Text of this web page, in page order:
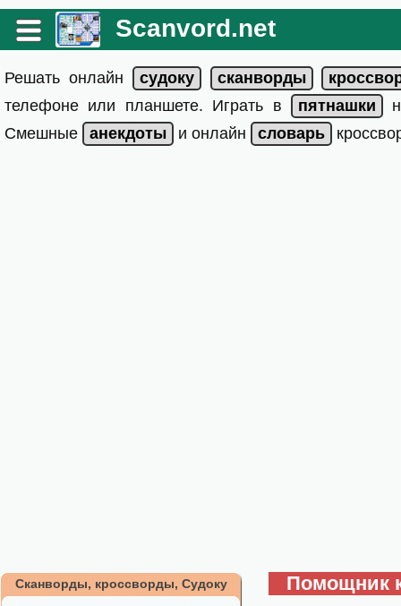
Scanvord.net
Решать онлайн
телефоне или планшете. Играть в
Смешные
и онлайн
Сканворды, кроссворды, Судоку Помощник